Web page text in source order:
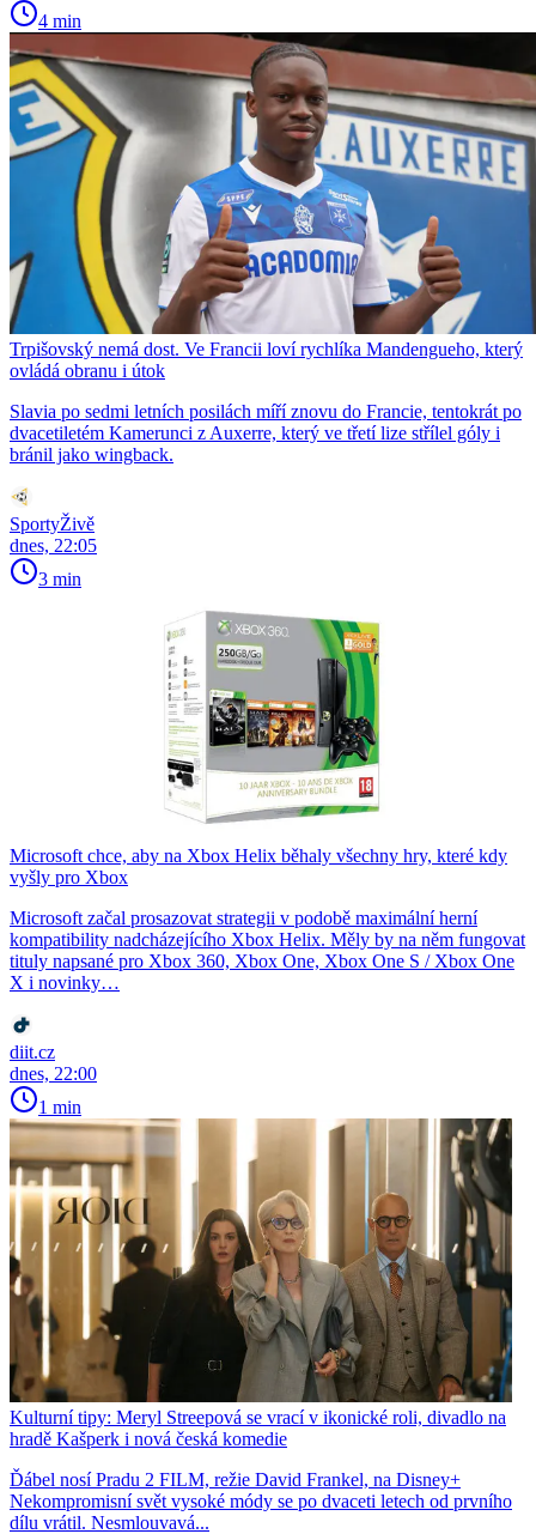
4 min
Trpišovský nemá dost. Ve Francii loví rychlíka Mandengueho, který
ovládá obranu i útok
Slavia po sedmi letních posilách míří znovu do Francie, tentokrát po
dvacetiletém Kamerunci z Auxerre, který ve třetí lize střílel góly i
bránil jako wingback.
SportyŽivě
dnes, 22:05
3 min
Microsoft chce, aby na Xbox Helix běhaly všechny hry, které kdy
vyšly pro Xbox
Microsoft začal prosazovat strategii v podobě maximální herní
kompatibility nadcházejícího Xbox Helix. Měly by na něm fungovat
tituly napsané pro Xbox 360, Xbox One, Xbox One S / Xbox One
X i novinky…
diit.cz
dnes, 22:00
1 min
Kulturní tipy: Meryl Streepová se vrací v ikonické roli, divadlo na
hradě Kašperk i nová česká komedie
Ďábel nosí Pradu 2 FILM, režie David Frankel, na Disney+
Nekompromisní svět vysoké módy se po dvaceti letech od prvního
dílu vrátil. Nesmlouvavá...